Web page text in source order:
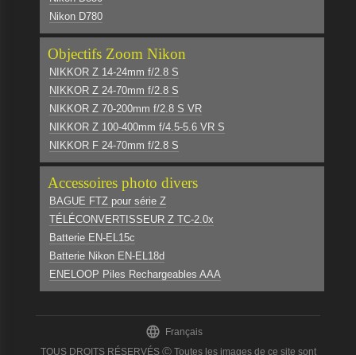
Nikon D780
Objectifs Zoom Nikon
NIKKOR Z 14-24mm f/2.8 S
NIKKOR Z 24-70mm f/2.8 S
NIKKOR Z 70-200mm f/2.8 S VR
NIKKOR Z 100-400mm f/4.5-5.6 VR S
NIKKOR F 24-70mm f/2.8 S
Accessoires photo divers
BAGUE FTZ pour série Z
TÉLÉCONVERTISSEUR Z TC-2.0x
Batterie EN-EL15c
Batterie Nikon EN-EL18d
ENELOOP Piles Rechargeables AAA
 Français
TOUS DROITS RÉSERVÉS Ⓒ Toutes les images de ce site sont